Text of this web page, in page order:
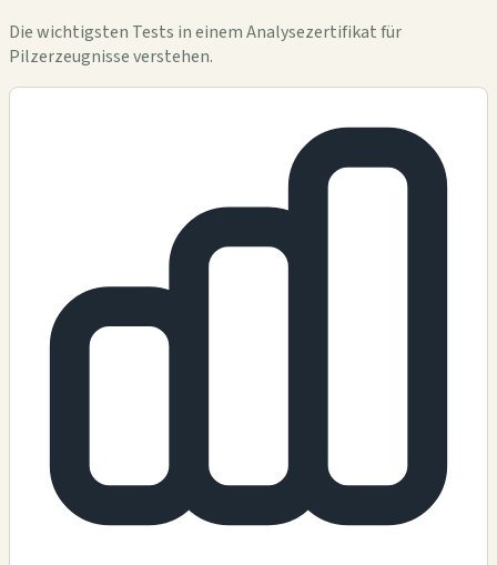
Die wichtigsten Tests in einem Analysezertifikat für
Pilzerzeugnisse verstehen.